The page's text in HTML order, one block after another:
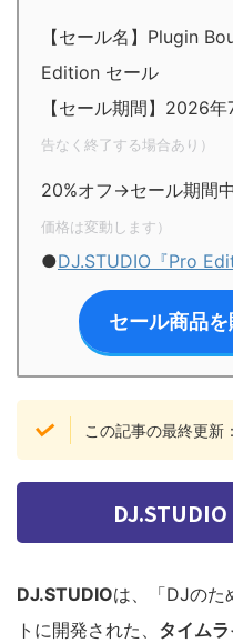
【セール名】Plugin
Edition セール
【セール期間】2026
告なく終了する場合あり）
20%オフ→セール期間中
価格は変動します）
●DJ.STUDIO『Pro
セール商品
この記事の最終更
DJ.STUDIOは、「DJのた
トに開発された、 タイム